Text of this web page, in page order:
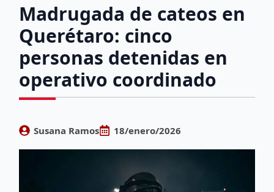
Madrugada de cateos en
Querétaro: cinco
personas detenidas en
operativo coordinado
Susana Ramos 18/enero/2026